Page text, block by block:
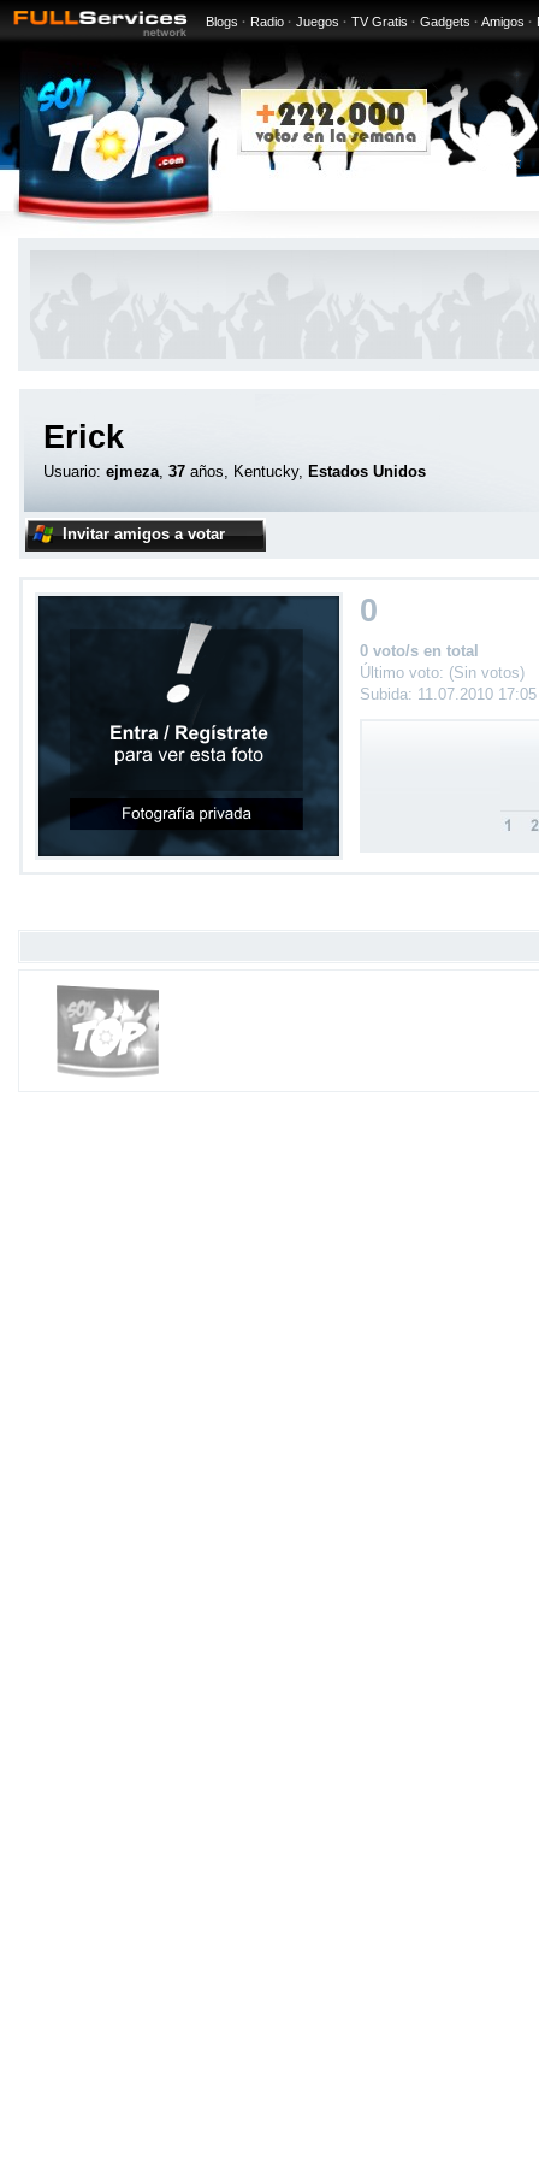
Blogs · Radio · Juegos · TV Gratis · Gadgets · Amigos ·
Erick
Usuario: ejmeza, 37 años, Kentucky, Estados Unidos
Invitar amigos a votar
0
0 voto/s en total
Último voto: (Sin votos)
Subida: 11.07.2010